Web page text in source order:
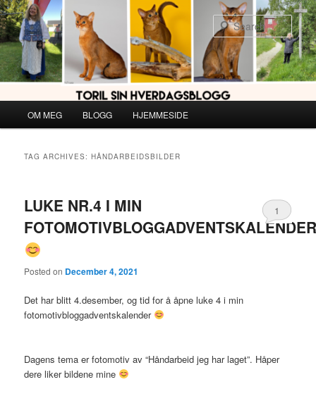
Skip
to
primary
content
Skip
to
secondary
content
OM MEG BLOGG HJEMMESIDE
TAG ARCHIVES:HÅNDARBEIDSBILDER
LUKE NR.4 I MIN
Posted on December 4, 2021
1
Det har blitt 4.desember, og tid for å åpne luke 4 i min
fotomotivbloggadventskalender
Dagens tema er fotomotiv av “Håndarbeid jeg har laget”. Håper
dere liker bildene mine